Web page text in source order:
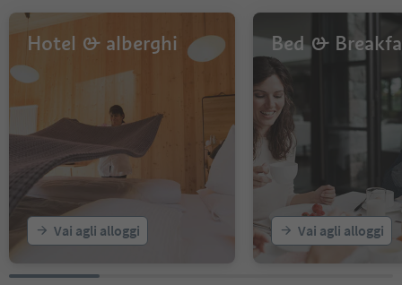
Hotel & alberghi
Vai agli alloggi
Bed &
Vai agli alloggi